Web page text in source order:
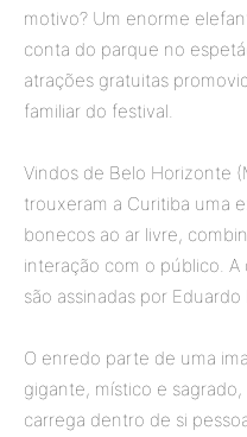
motivo? Um enorme
conta do parque no
atrações gratuitas
familiar do festival.
Vindos de Belo Horizonte
trouxeram a Curitiba uma
bonecos ao ar livre,
interação com o público.
são assinadas por Eduardo
O enredo parte de uma
gigante, místico e
carrega dentro de si